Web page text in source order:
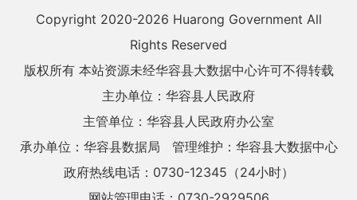
Copyright 2020-2026 Huarong Government All
Rights Reserved
版权所有 本站资源未经华容县大数据中心许可不得转载
主办单位：华容县人民政府
主管单位：华容县人民政府办公室
承办单位：华容县数据局
管理维护：华容县大数据中心
政府热线电话：0730-12345（24小时）